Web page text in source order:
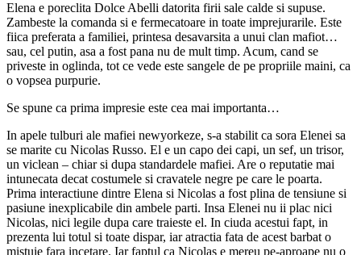
Elena e poreclita Dolce Abelli datorita firii sale calde si supuse.
Zambeste la comanda si e fermecatoare in toate imprejurarile. Este
fiica preferata a familiei, printesa desavarsita a unui clan mafiot…
sau, cel putin, asa a fost pana nu de mult timp. Acum, cand se
priveste in oglinda, tot ce vede este sangele de pe propriile maini, ca
o vopsea purpurie.
Se spune ca prima impresie este cea mai importanta…
In apele tulburi ale mafiei newyorkeze, s-a stabilit ca sora Elenei sa
se marite cu Nicolas Russo. El e un capo dei capi, un sef, un trisor,
un viclean – chiar si dupa standardele mafiei. Are o reputatie mai
intunecata decat costumele si cravatele negre pe care le poarta.
Prima interactiune dintre Elena si Nicolas a fost plina de tensiune si
pasiune inexplicabile din ambele parti. Insa Elenei nu ii plac nici
Nicolas, nici legile dupa care traieste el. In ciuda acestui fapt, in
prezenta lui totul si toate dispar, iar atractia fata de acest barbat o
mistuie fara incetare. Iar faptul ca Nicolas e mereu pe-aproape nu o